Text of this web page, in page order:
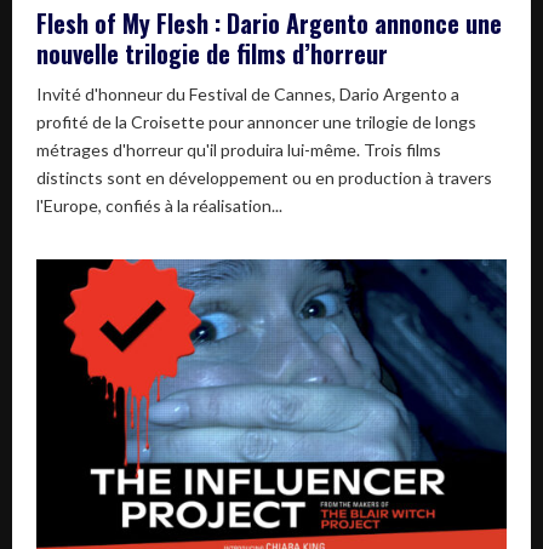
Flesh of My Flesh : Dario Argento annonce une
nouvelle trilogie de films d’horreur
Invité d'honneur du Festival de Cannes, Dario Argento a
profité de la Croisette pour annoncer une trilogie de longs
métrages d'horreur qu'il produira lui-même. Trois films
distincts sont en développement ou en production à travers
l'Europe, confiés à la réalisation...